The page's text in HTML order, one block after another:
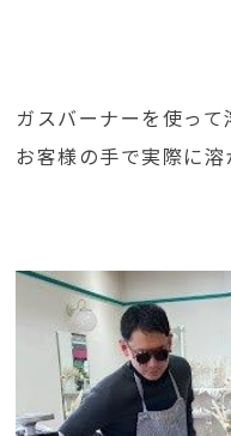
ガスバーナーを使って
お客様の手で実際に溶